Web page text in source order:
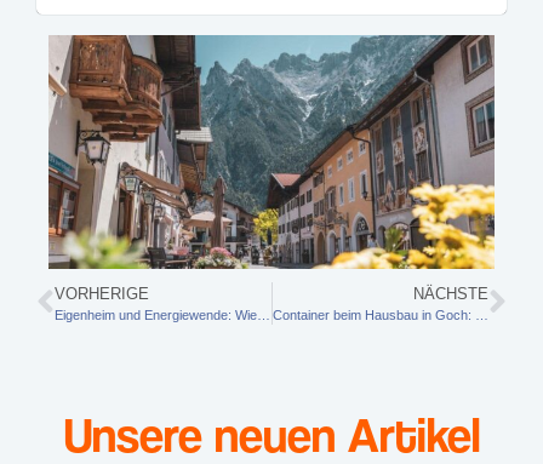
VORHERIGE NÄCHSTE
Unsere neuen Artikel